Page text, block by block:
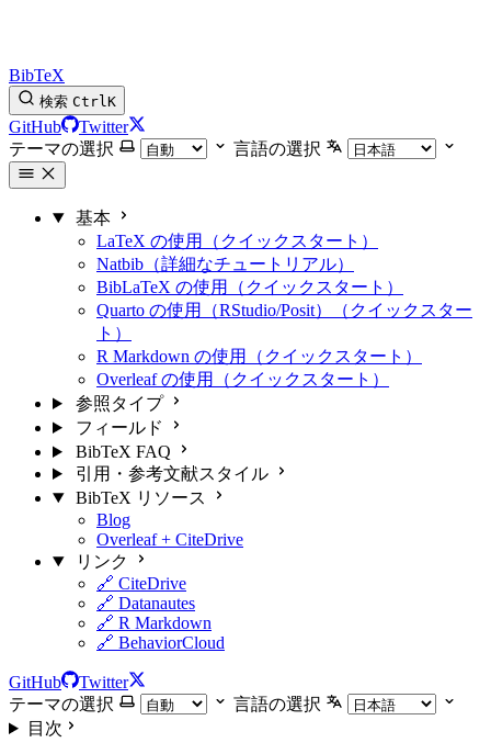
BibTeX
検索 CtrlK
GitHub
Twitter
テーマの選択
言語の選択
基本
LaTeX の使用（クイックスタート）
Natbib（詳細なチュートリアル）
BibLaTeX の使用（クイックスタート）
Quarto の使用（RStudio/Posit）（クイックスター
ト）
R Markdown の使用（クイックスタート）
Overleaf の使用（クイックスタート）
参照タイプ
フィールド
BibTeX FAQ
引用・参考文献スタイル
BibTeX リソース
Blog
Overleaf + CiteDrive
リンク
🔗 CiteDrive
🔗 Datanautes
🔗 R Markdown
🔗 BehaviorCloud
GitHub
Twitter
テーマの選択
言語の選択
目次